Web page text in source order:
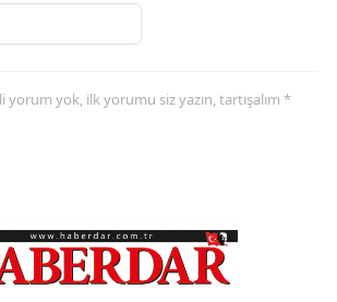
yorum yok, ilk yorumu siz yazın, tartışalım *